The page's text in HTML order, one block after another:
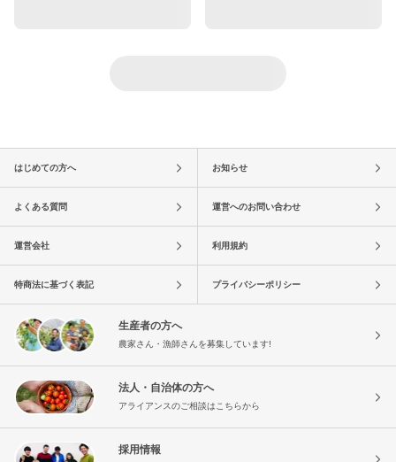
はじめての方へ お知らせ
よくある質問 運営へのお問い合わせ
運営会社 利用規約
特商法に基づく表記 プライバシーポリシー
生産者の方へ
農家さん・漁師さんを募集しています!
法人・自治体の方へ
アライアンスのご相談はこちらから
採用情報